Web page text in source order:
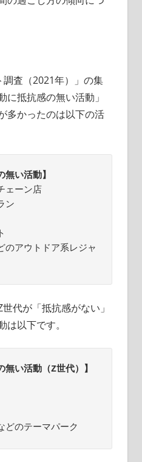
査（2021年）」の集
抵抗感の無い活動」
多かったのは以下の活
無い活動】
ェーン店
ン
のアウトドア系レジャ
代が「抵抗感がない」
以下です。
無い活動（Z世代）】
どのテーマパーク